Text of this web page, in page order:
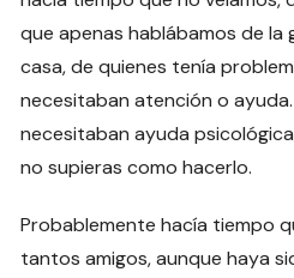
que apenas hablábamos de
casa, de quienes tenía
necesitaban atención o
necesitaban ayuda
no supieras como hacerlo.
Probablemente hacía tiempo
tantos amigos, aunque haya